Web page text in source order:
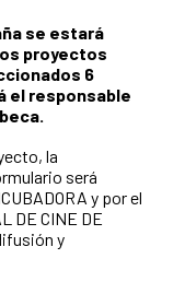
se estará
proyectos
6
el responsable
la
será
y por el
DE CINE DE
y